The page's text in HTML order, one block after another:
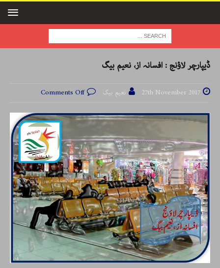
ڈیپارچر لاؤنج : افسانہ از، نعیم بیگ
27th November 2017 نعیم بیگ Comments Off